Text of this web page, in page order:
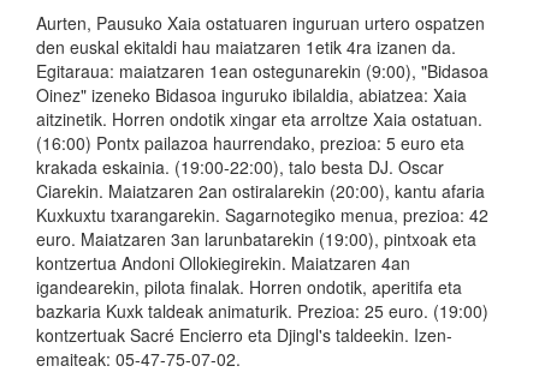
Aurten, Pausuko Xaia ostatuaren inguruan urtero ospatzen
den euskal ekitaldi hau maiatzaren 1etik 4ra izanen da.
Egitaraua: maiatzaren 1ean ostegunarekin (9:00), "Bidasoa
Oinez" izeneko Bidasoa inguruko ibilaldia, abiatzea: Xaia
aitzinetik. Horren ondotik xingar eta arroltze Xaia ostatuan.
(16:00) Pontx pailazoa haurrendako, prezioa: 5 euro eta
krakada eskainia. (19:00-22:00), talo besta DJ. Oscar
Ciarekin. Maiatzaren 2an ostiralarekin (20:00), kantu afaria
Kuxkuxtu txarangarekin. Sagarnotegiko menua, prezioa: 42
euro. Maiatzaren 3an larunbatarekin (19:00), pintxoak eta
kontzertua Andoni Ollokiegirekin. Maiatzaren 4an
igandearekin, pilota finalak. Horren ondotik, aperitifa eta
bazkaria Kuxk taldeak animaturik. Prezioa: 25 euro. (19:00)
kontzertuak Sacré Encierro eta Djingl's taldeekin. Izen-
emaiteak: 05-47-75-07-02.